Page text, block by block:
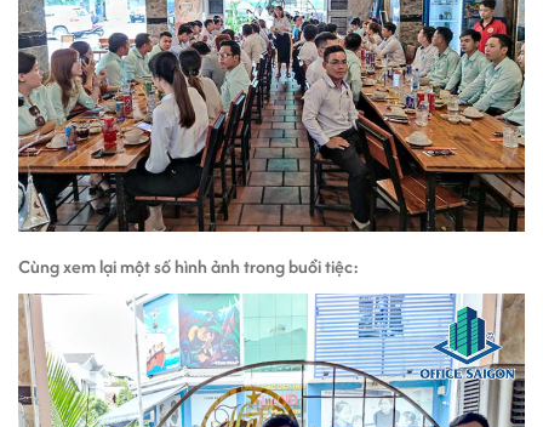
Cùng xem lại một số hình ảnh trong buổi tiệc: